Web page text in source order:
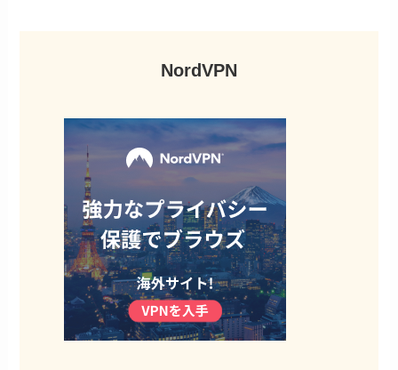
MillenVPNの公式サイトの右上から「今すぐお
申し込み」をクリック。
STEP 購入プランを選ぶ
NordVPN